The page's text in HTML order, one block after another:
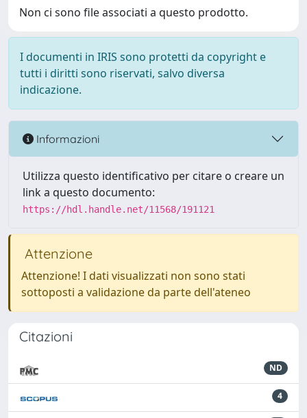
Non ci sono file associati a questo prodotto.
I documenti in IRIS sono protetti da copyright e
tutti i diritti sono riservati, salvo diversa
indicazione.
Informazioni
Utilizza questo identificativo per citare o creare un
link a questo documento:
https://hdl.handle.net/11568/191121
Attenzione
Attenzione! I dati visualizzati non sono stati
sottoposti a validazione da parte dell'ateneo
Citazioni
ND
4